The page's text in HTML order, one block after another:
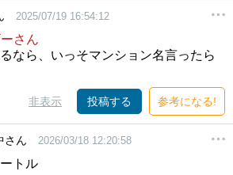
2025/07/19 16:54:12
さん
なら、いっそマンション名言ったら
非表示 投稿する 参考になる!
さん 2026/03/18 12:20:58
トル